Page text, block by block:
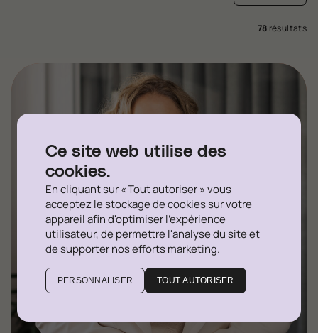
Ce site web utilise des
cookies.
En cliquant sur « Tout autoriser » vous
acceptez le stockage de cookies sur votre
appareil afin d'optimiser l'expérience
utilisateur, de permettre l'analyse du site et
de supporter nos efforts marketing.
PERSONNALISER TOUT AUTORISER
78 résultats